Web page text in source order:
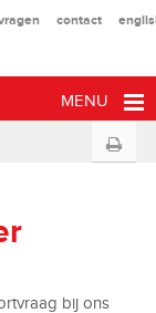
contact
MENU
bij ons